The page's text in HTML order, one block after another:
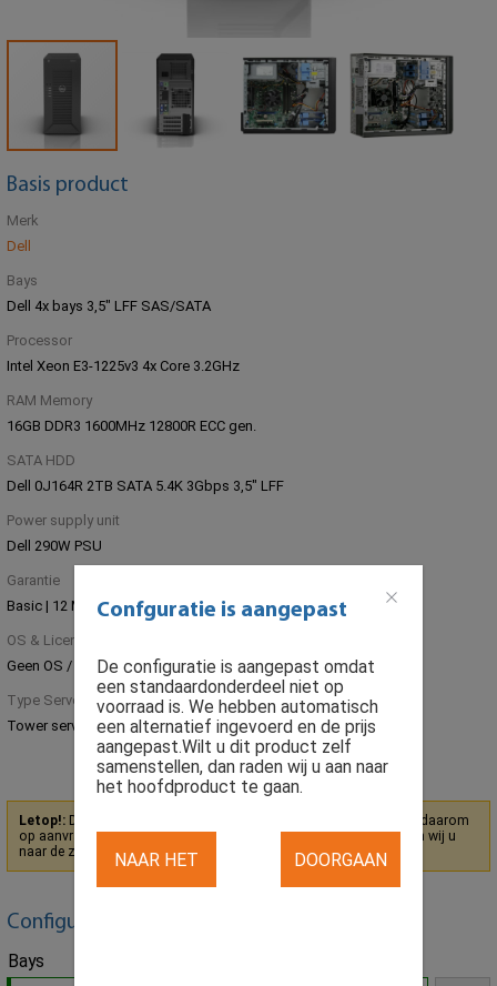
Basis product
Merk
Dell
Bays
Dell 4x bays 3,5" LFF SAS/SATA
Processor
Intel Xeon E3-1225v3 4x Core 3.2GHz
RAM Memory
16GB DDR3 1600MHz 12800R ECC gen.
SATA HDD
Dell 0J164R 2TB SATA 5.4K 3Gbps 3,5" LFF
Power supply unit
Dell 290W PSU
Garantie
Basic | 12 Maanden Parts Replacement
OS & Licenties
Geen OS / Software licentie installatie
Type Server
Tower server
Letop!: Dit product heeft een onderdeel niet op voorraad en staat daarom
op aanvraag. Om u toch een alternatief te kunnen bieden adviseren wij u
naar de zelfsamenstel variant van dit product te gaan. Klik hier
Configureer hier zelf uw eigen product
Bays
Confguratie is aangepast
De configuratie is aangepast omdat
een standaardonderdeel niet op
voorraad is. We hebben automatisch
een alternatief ingevoerd en de prijs
aangepast.Wilt u dit product zelf
samenstellen, dan raden wij u aan naar
het hoofdproduct te gaan.
NAAR HET DOORGAAN